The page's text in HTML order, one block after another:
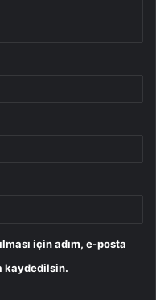
için adım, e-posta
kaydedilsin.